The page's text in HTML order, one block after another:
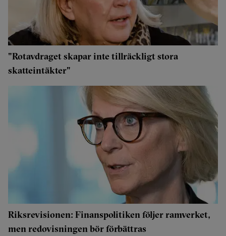
"Rotavdraget skapar inte tillräckligt stora
skatteintäkter"
Riksrevisionen: Finanspolitiken följer ramverket,
men redovisningen bör förbättras